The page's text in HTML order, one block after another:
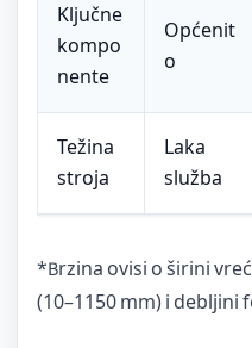
Ključne
kompo
nente
Općenit
o
Težina
stroja
Laka
služba
*Brzina ovisi o širini
(10–1150 mm) i debljini